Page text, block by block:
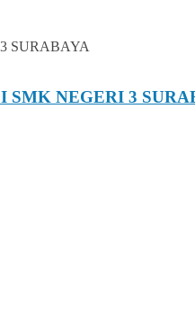
NEGERI 3